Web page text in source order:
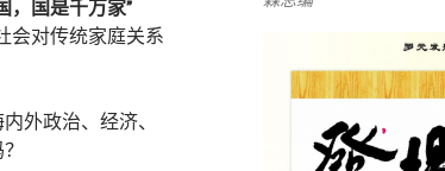
，国是千万家”
会对传统家庭关系
外政治、经济、